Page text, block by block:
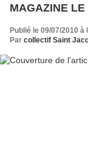
MAGAZINE
Publié le 09/07/2010 à
Par collectif Saint